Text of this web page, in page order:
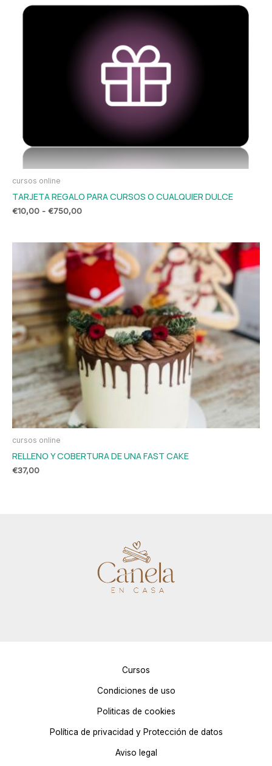
cursos online
TARJETA REGALO PARA CURSOS O CUALQUIER DULCE
€10,00 - €750,00
precios:
€750,00
cursos online
RELLENO Y COBERTURA DE UNA FAST CAKE
€37,00
Cursos
Condiciones de uso
Politicas de cookies
Política de privacidad y Protección de datos
Aviso legal